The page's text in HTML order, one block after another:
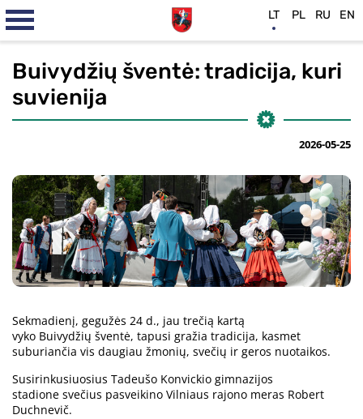
Buivydžių šventė: tradicija, kuri
suvienija
2026-05-25
Sekmadienį, gegužės 24 d., jau trečią kartą
vyko Buivydžių šventė, tapusi gražia tradicija, kasmet
suburiančia vis daugiau žmonių, svečių ir geros nuotaikos.
Susirinkusiuosius Tadeušo Konvickio gimnazijos
stadione svečius pasveikino Vilniaus rajono meras Robert
Duchnevič.
LT PL RU EN